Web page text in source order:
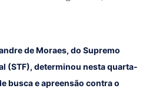
de Moraes, do Supremo
(STF), determinou nesta quarta-
busca e apreensão contra o